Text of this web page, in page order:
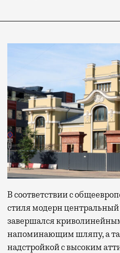
В соответствии с
стиля модерн
завершался
напоминающим шляпу, а
надстройкой с высоким